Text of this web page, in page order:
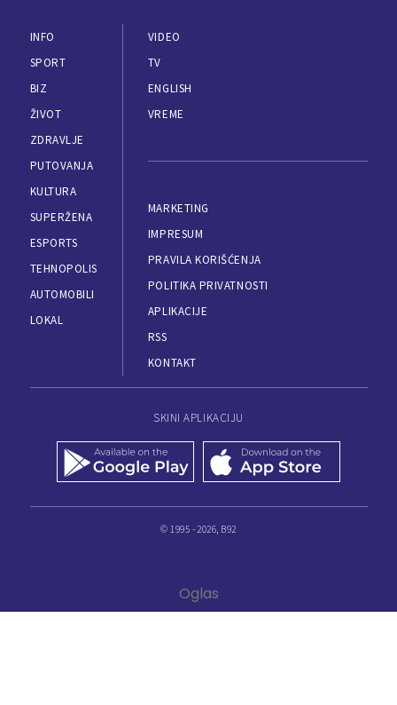
INFO
SPORT
BIZ
ŽIVOT
ZDRAVLJE
PUTOVANJA
KULTURA
SUPERŽENA
ESPORTS
TEHNOPOLIS
AUTOMOBILI
LOKAL
VIDEO
TV
ENGLISH
VREME
MARKETING
IMPRESUM
PRAVILA KORIŠĆENJA
POLITIKA PRIVATNOSTI
APLIKACIJE
RSS
KONTAKT
SKINI APLIKACIJU
© 1995 - 2026, B92